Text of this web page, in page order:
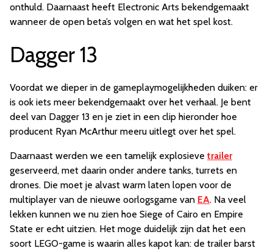
onthuld. Daarnaast heeft Electronic Arts bekendgemaakt
wanneer de open beta’s volgen en wat het spel kost.
Dagger 13
Voordat we dieper in de gameplaymogelijkheden duiken: er
is ook iets meer bekendgemaakt over het verhaal. Je bent
deel van Dagger 13 en je ziet in een clip hieronder hoe
producent Ryan McArthur meeru uitlegt over het spel.
Daarnaast werden we een tamelijk explosieve trailer
geserveerd, met daarin onder andere tanks, turrets en
drones. Die moet je alvast warm laten lopen voor de
multiplayer van de nieuwe oorlogsgame van EA. Na veel
lekken kunnen we nu zien hoe Siege of Cairo en Empire
State er echt uitzien. Het moge duidelijk zijn dat het een
soort LEGO-game is waarin alles kapot kan: de trailer barst